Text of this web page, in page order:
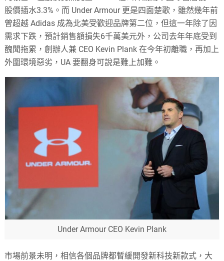
股價插水3.3%。而 Under Armour 更是四面楚歌，雖然幾年前
曾超越 Adidas 成為北美受歡迎品牌第二位，但這一年除了因
需求下跌，預計銷售額損失6千萬美元外，公司去年年底受到
醜聞拖累，創辦人兼 CEO Kevin Plank 在今年初離職，再加上
外圍環境惡劣，UA 要翻身可說是難上加難。
Under Armour CEO Kevin Plank
市場前景未明，相信各個品牌都暫緩開發新科技新款式，大